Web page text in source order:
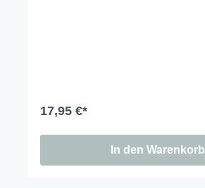
17,95 €*
In den Warenkorb